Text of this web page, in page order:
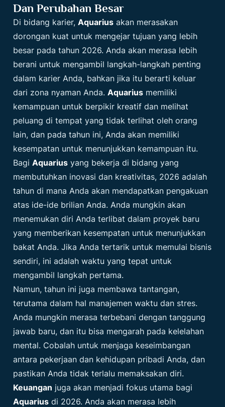
Dan Perubahan Besar
Di bidang karier,Aquarius akan merasakan
dorongan kuat untuk mengejar tujuan yang lebih
besar pada tahun 2026. Anda akan merasa lebih
berani untuk mengambil langkah-langkah penting
dalam karier Anda, bahkan jika itu berarti keluar
dari zona nyaman Anda.Aquarius memiliki
kemampuan untuk berpikir kreatif dan melihat
peluang di tempat yang tidak terlihat oleh orang
lain, dan pada tahun ini, Anda akan memiliki
kesempatan untuk menunjukkan kemampuan itu.
BagiAquarius yang bekerja di bidang yang
membutuhkan inovasi dan kreativitas, 2026 adalah
tahun di mana Anda akan mendapatkan pengakuan
atas ide-ide brilian Anda. Anda mungkin akan
menemukan diri Anda terlibat dalam proyek baru
yang memberikan kesempatan untuk menunjukkan
bakat Anda. Jika Anda tertarik untuk memulai bisnis
sendiri, ini adalah waktu yang tepat untuk
mengambil langkah pertama.
Namun, tahun ini juga membawa tantangan,
terutama dalam hal manajemen waktu dan stres.
Anda mungkin merasa terbebani dengan tanggung
jawab baru, dan itu bisa mengarah pada kelelahan
mental. Cobalah untuk menjaga keseimbangan
antara pekerjaan dan kehidupan pribadi Anda, dan
pastikan Anda tidak terlalu memaksakan diri.
Keuangan juga akan menjadi fokus utama bagi
Aquarius di 2026. Anda akan merasa lebih